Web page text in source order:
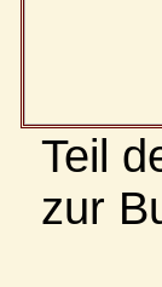
Teil
zur